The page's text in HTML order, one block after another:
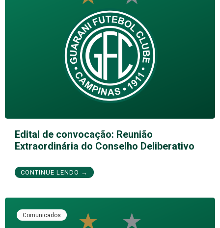
Edital de convocação: Reunião
Extraordinária do Conselho Deliberativo
CONTINUE LENDO →
Comunicados